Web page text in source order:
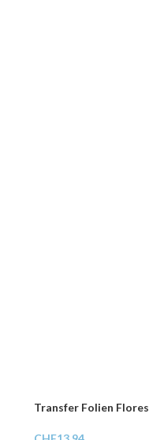
Transfer Folien Flores